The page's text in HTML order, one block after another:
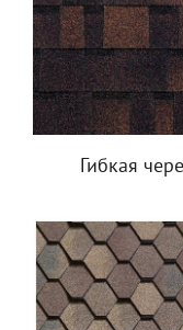
Гибкая